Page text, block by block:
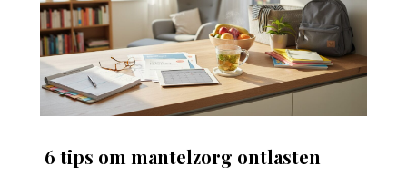
6 tips om mantelzorg ontlasten